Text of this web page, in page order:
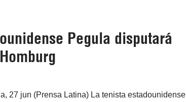
Pegula disputará
27 jun (Prensa Latina) La tenista estadounidense